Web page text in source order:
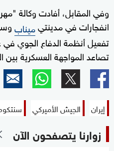
وفي المقابل، أفادت وكالة
انفجارات في مدينتيميناب
تفعيل أنظمة الدفاع الجوي
تصاعد المواجهة العسكرية بين
إيران الجيش الأميركي
زوارنا يتصفحون الآن